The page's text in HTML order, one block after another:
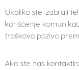
Ukoliko ste izabrali
korišćenje
troškova poziva
Ako ste nas